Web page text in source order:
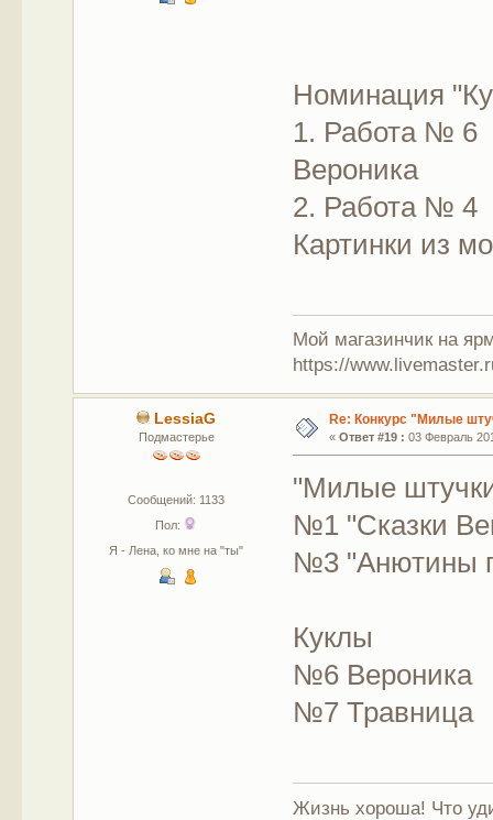
Номинация
1. Работа № 6
Вероника
2. Работа № 4
Картинки из
Мой магазинчик на
https://
LessiaG
Подмастерье
Сообщений: 1133
Пол:
Я - Лена, ко мне на "ты"
Re: Конкурс "Милые
« Ответ #19 : 03 Февраль
"Милые
№1 "Сказки
№3 "Анютины
Куклы
№6 Вероника
№7 Травница
Жизнь хороша! Что